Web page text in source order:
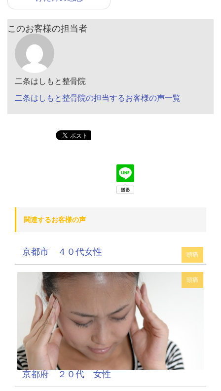
このお客様の担当者
二条はしもと整骨院
二条はしもと整骨院の担当するお客様の声一覧
関連するお客様の声
頭痛
京都市 ４０代女性
頭痛
京都府 ２０代 女性